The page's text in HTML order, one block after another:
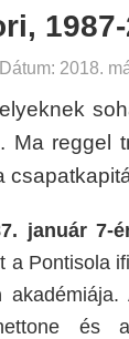
Dátum: 2018.
Ma reggel
január 7-
a Pontisola
és